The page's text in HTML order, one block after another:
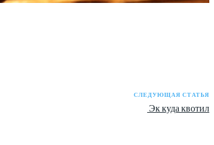
СЛЕДУЮЩАЯ СТАТЬЯ
Эк куда квотил